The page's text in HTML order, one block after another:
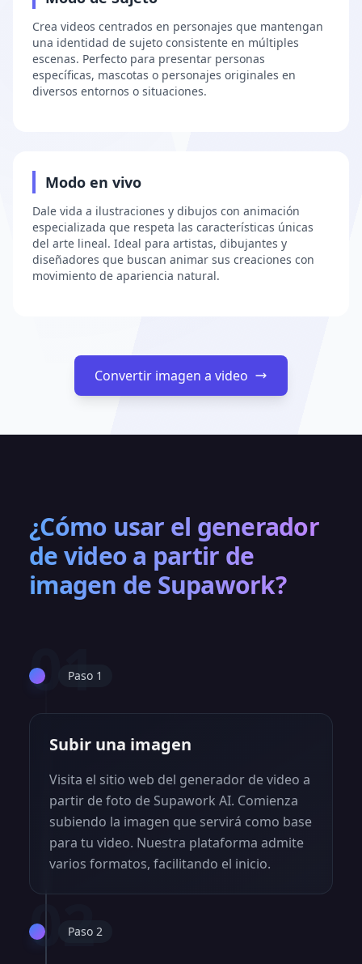
Crea videos centrados en personajes que mantengan
una identidad de sujeto consistente en múltiples
escenas. Perfecto para presentar personas
específicas, mascotas o personajes originales en
diversos entornos o situaciones.
Modo en vivo
Dale vida a ilustraciones y dibujos con animación
especializada que respeta las características únicas
del arte lineal. Ideal para artistas, dibujantes y
diseñadores que buscan animar sus creaciones con
movimiento de apariencia natural.
Convertir imagen a video
¿Cómo usar el generador
de video a partir de
imagen de Supawork?
01
Paso 1
Subir una imagen
Visita el sitio web del generador de video a
partir de foto de Supawork AI. Comienza
subiendo la imagen que servirá como base
para tu video. Nuestra plataforma admite
varios formatos, facilitando el inicio.
02
Paso 2